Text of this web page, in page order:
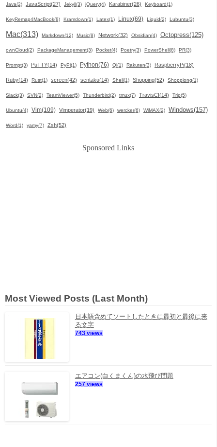
Java(2) JavaScript(27) Jekyll(3) jQuery(4) Karabiner(26) Keyboard(1)
KeyRemap4MacBook(8) Kramdown(1) Latex(1) Linux(69) Liquid(2) Lubuntu(3)
Mac(313) Markdown(12) Music(8) Network(32) Obsidian(4) Octopress(125)
ownCloud(2) PackageManagement(3) Pocket(4) Poetry(3) PowerShell(8) PR(3)
Prompt(3) PuTTY(14) PyPi(1) Python(76) Qi(1) Rakuten(3) RaspberryPi(18)
Ruby(14) Rust(1) screen(42) sentaku(14) Shell(1) Shopping(52) Shoppiong(1)
Slack(3) SVN(2) TeamViewer(5) Thunderbird(2) tmux(7) TravisCI(14) Trip(5)
Ubuntu(4) Vim(109) Vimperator(19) Web(6) wercker(6) WiMAX(2) Windows(157)
Word(1) yamy(7) Zsh(52)
Sponsored Links
Most Viewed Posts (Last Month)
日本語含めてソートしたときに最初と最後に来
る文字
743 views
エアコン(白くまくん)の水飛び問題
257 views